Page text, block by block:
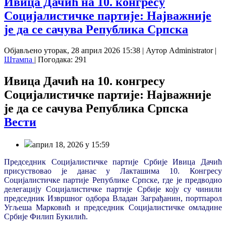
Социјалистичке партије: Најважније
је да се сачува Република Српска
Објављено уторак, 28 април 2026 15:38 | Аутор Administrator|
Штампа | Погодака: 291
Ивица Дачић на 10. конгресу
Социјалистичке партије: Најважније
је да се сачува Република Српска
Вести
април 18, 2026 у 15:59
Председник Социјалистичке партије Србије Ивица Дачић
присуствовао је данас у Лакташима 10. Конгресу
Социјалистичке партије Републике Српске, где је предводио
делегацију Социјалистичке партије Србије коју су чинили
председник Извршног одбора Владан Заграђанин, портпарол
Угљеша Марковић и председник Социјалистичке омладине
Србије Филип Букилић.